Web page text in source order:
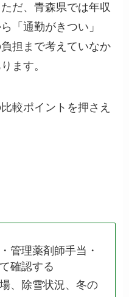
だ、青森県では年収
「通勤がきつい」
担まで考えていなか
ます。
較ポイントを押さえ
管理薬剤師手当・
確認する
、除雪状況、冬の